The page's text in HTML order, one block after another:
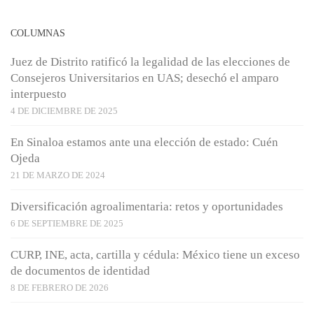
COLUMNAS
Juez de Distrito ratificó la legalidad de las elecciones de
Consejeros Universitarios en UAS; desechó el amparo
interpuesto
4 DE DICIEMBRE DE 2025
En Sinaloa estamos ante una elección de estado: Cuén
Ojeda
21 DE MARZO DE 2024
Diversificación agroalimentaria: retos y oportunidades
6 DE SEPTIEMBRE DE 2025
CURP, INE, acta, cartilla y cédula: México tiene un exceso
de documentos de identidad
8 DE FEBRERO DE 2026